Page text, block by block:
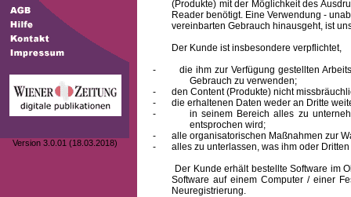
Version 3.0.01 (18.03.2018)
(Produkte) mit der Möglichkeit des
Reader benötigt. Eine Verwendung -
vereinbarten Gebrauch hinausgeht, ist
Der Kunde ist insbesondere verpflichtet,
-
die ihm zur Verfügung gestellten
Gebrauch zu verwenden;
-
den Content (Produkte) nicht
-
die erhaltenen Daten weder an Dritte
-
in seinem Bereich alles zu
entsprochen wird;
-
alle organisatorischen Maßnahmen zur
-
alles zu unterlassen, was ihm oder
Der Kunde erhält bestellte Software im
Software auf einem Computer / einer
Neuregistrierung.